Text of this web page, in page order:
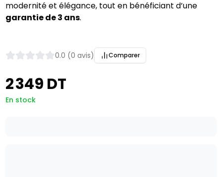
garantie de 3 ans.
0.0 (0 avis) Comparer
2 349 DT
En stock